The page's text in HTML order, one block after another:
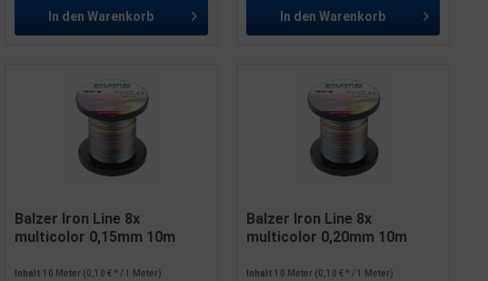
In den Warenkorb In den Warenkorb
Balzer Iron Line 8x
multicolor 0,15mm 10m
Inhalt10 Meter (0,10 € * / 1 Meter)
Balzer Iron Line 8x
multicolor 0,20mm 10m
Inhalt10 Meter (0,10 € * / 1 Meter)